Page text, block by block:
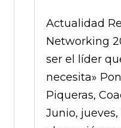
Actualidad
Networking
ser el líder
necesita»
Piqueras,
Junio,